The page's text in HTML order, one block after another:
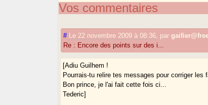
Vos commentaires
# Le 22 novembre 2009 à 08:36 par
Re : Encore des points sur des i...
[Adiu Guilhem !
Pourrais-tu relire tes messages pour corriger les
Bon prince, je l'ai fait cette fois ci...
Tederic]